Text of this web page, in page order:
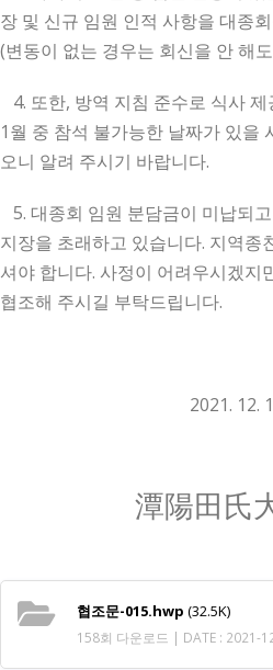
장 및 신규 임원 인적 사항을 대종
(변동이 없는 경우는 회신을 안 해
4. 또한, 방역 지침 준수로 식사
1월 중 참석 불가능한 날짜가 있을
오니 알려 주시기 바랍니다.
5. 대종회 임원 분담금이 미납되
지장을 초래하고 있습니다. 지역종
셔야 합니다. 사정이 어려우시겠지
협조해 주시길 부탁드립니다.
2021. 12.
潭陽田氏
협조문-015.hwp (32.5K)
158회 다운로드 | DATE : 2021-